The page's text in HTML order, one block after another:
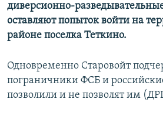
диверсионно-
оставляют попыток войти на
районе поселка Теткино.
Одновременно Старовойт
пограничники ФСБ и
позволили и не позволят им